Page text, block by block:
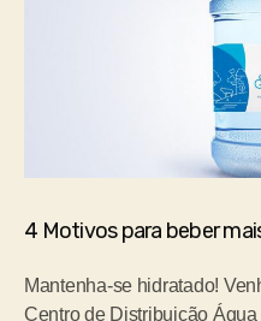
4 Motivos para beber
Mantenha-se hidratado!
Centro de Distribuição